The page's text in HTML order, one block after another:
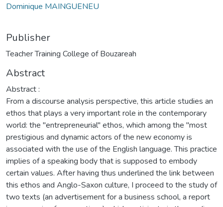
Dominique MAINGUENEU
Publisher
Teacher Training College of Bouzareah
Abstract
Abstract :
From a discourse analysis perspective, this article studies an
ethos that plays a very important role in the contemporary
world: the "entrepreneurial" ethos, which among the "most
prestigious and dynamic actors of the new economy is
associated with the use of the English language. This practice
implies of a speaking body that is supposed to embody
certain values. After having thus underlined the link between
this ethos and Anglo-Saxon culture, I proceed to the study of
two texts (an advertisement for a business school, a report